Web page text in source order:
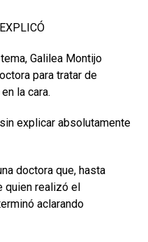
Galilea Montijo
para tratar de
la cara.
explicar absolutamente
doctora que, hasta
quien realizó el
aclarando